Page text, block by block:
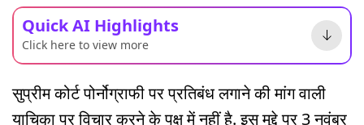
Quick AI Highlights
Click here to view more
सुप्रीम कोर्ट पोर्नोग्राफी पर प्रतिबंध लगाने की मांग वाली
याचिका पर विचार करने के पक्ष में नहीं है. इस मुद्दे पर 3 नवंबर